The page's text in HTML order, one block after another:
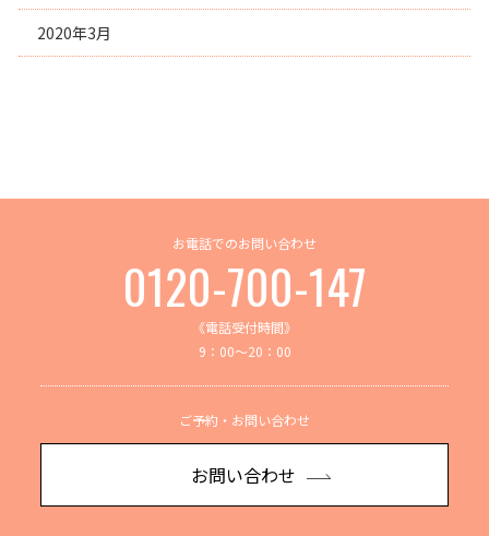
2020年3月
お電話でのお問い合わせ
0120-700-147
《電話受付時間》
9：00～20：00
ご予約・お問い合わせ
お問い合わせ